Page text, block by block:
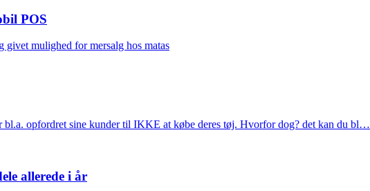
POS
givet mulighed for mersalg hos matas
bl.a. opfordret sine kunder til IKKE at købe deres tøj. Hvorfor dog? det kan du bl…
allerede i år